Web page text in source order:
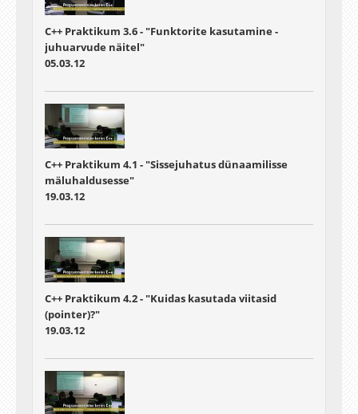
C++ Praktikum 3.6 - "Funktorite kasutamine -
juhuarvude näitel"
05.03.12
C++ Praktikum 4.1 - "Sissejuhatus dünaamilisse
mäluhaldusesse"
19.03.12
C++ Praktikum 4.2 - "Kuidas kasutada viitasid
(pointer)?"
19.03.12